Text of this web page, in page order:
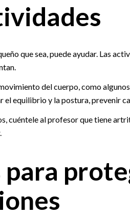
que sea, puede ayudar. Las
del cuerpo, como
el equilibrio y la postura, prevenir
cuéntele al profesor que tiene
para